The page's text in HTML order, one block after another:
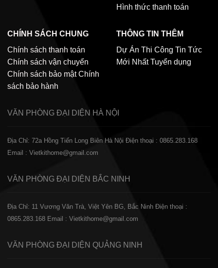
Hình thức thanh toán
CHÍNH SÁCH CHUNG
Chính sách thanh toán
Chính sách vận chuyển
Chính sách bảo mật Chính
sách bảo hành
THÔNG TIN THÊM
Dự Án Thi Công Tin Tức
Mới Nhất Tuyển dụng
VĂN PHÒNG ĐẠI DIỆN HÀ NỘI
Địa Chỉ: 72a Hồng Tiến Long Biên Hà Nội Điện thoại : 0865.283.168
Email : Vietkithome@gmail.com
VĂN PHÒNG ĐẠI DIỆN BẮC NINH
Địa Chỉ: 11 Vương Văn Trà, Việt Yên BG, Bắc Ninh Điện thoại :
0865.283.168 Email : Vietkithome@gmail.com
VĂN PHÒNG ĐẠI DIỆN QUẢNG NINH